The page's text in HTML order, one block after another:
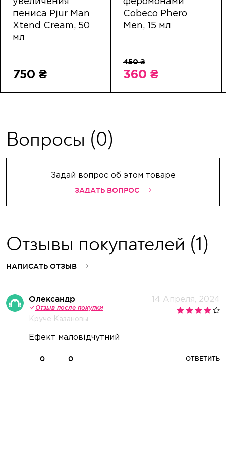
пениса Pjur Man
Xtend Cream, 50
мл
750 ₴
Cobeco Phero
Men, 15 мл
360 ₴
Вопросы (0)
Задай вопрос об этом товаре
ЗАДАТЬ ВОПРОС
Отзывы покупателей (1)
НАПИСАТЬ ОТЗЫВ
Олександр
Отзыв после покупки
Круче Казановы
14 Апреля, 2024
Ефект маловідчутний
0 0 ОТВЕТИТЬ